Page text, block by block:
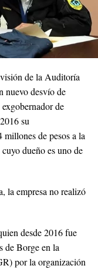
de la Auditoría
nuevo desvío de
de
su
de pesos a la
dueño es uno de
la empresa no realizó
desde 2016 fue
de Borge en la
por la organización